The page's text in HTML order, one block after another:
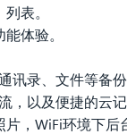
表。
体验。
讯录、文件等备
，以及便捷的云记
，WiFi环境下